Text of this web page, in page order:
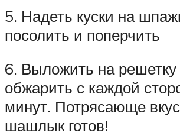
5. Надеть куски на
посолить и поперчить
6. Выложить на решетку
обжарить с каждой
минут. Потрясающе
шашлык готов!